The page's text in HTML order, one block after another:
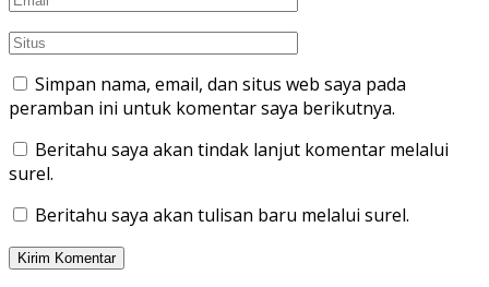
Simpan nama, email, dan situs web saya pada
peramban ini untuk komentar saya berikutnya.
Beritahu saya akan tindak lanjut komentar melalui
surel.
Beritahu saya akan tulisan baru melalui surel.